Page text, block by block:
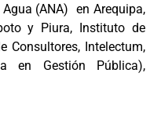
(ANA) en Arequipa,
y Piura, Instituto de
Consultores, Intelectum,
en Gestión Pública),